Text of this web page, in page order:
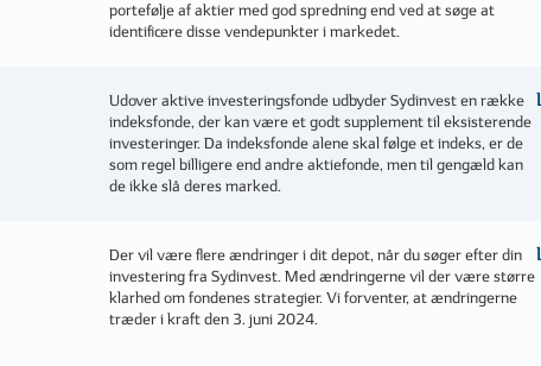
portefølje af aktier med god spredning end ved at søge at
identificere disse vendepunkter i markedet.
Udover aktive investeringsfonde udbyder Sydinvest en række
indeksfonde, der kan være et godt supplement til eksisterende
investeringer. Da indeksfonde alene skal følge et indeks, er de
som regel billigere end andre aktiefonde, men til gengæld kan
de ikke slå deres marked.
Der vil være flere ændringer i dit depot, når du søger efter din
investering fra Sydinvest. Med ændringerne vil der være større
klarhed om fondenes strategier. Vi forventer, at ændringerne
træder i kraft den 3. juni 2024.